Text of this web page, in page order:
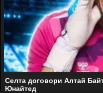
Селта договори Алтай
Юнайтед